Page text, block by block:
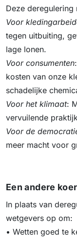
Deze deregulering
Voor
tegen uitbuiting,
lage lonen.
Voor consumenten
kosten van onze
schadelijke
Voor het klimaat:
vervuilende
Voor de
meer macht voor
Een andere
In plaats van
wetgevers op om:
• Wetten goed te